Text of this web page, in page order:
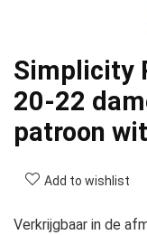
Simplicity
20-22
patroon wit
Add to wishlist
Verkrijgbaar in de